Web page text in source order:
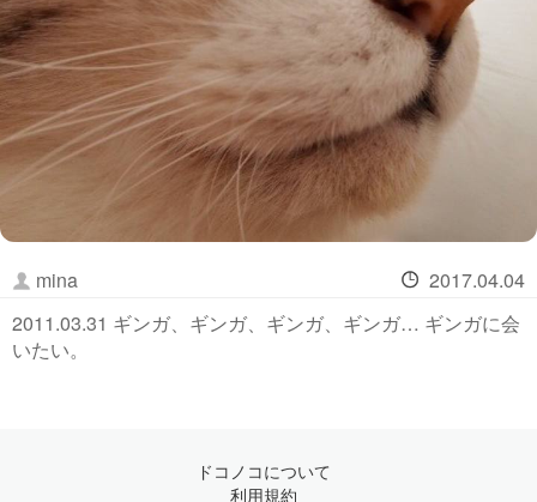
mina
2017.04.04
2011.03.31 ギンガ、ギンガ、ギンガ、ギンガ… ギンガに会
いたい。
ドコノコについて
利用規約